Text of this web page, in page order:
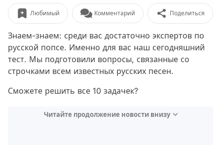
Любимый Комментарий Поделиться
Знаем-знаем: среди вас достаточно экспертов по
русской попсе. Именно для вас наш сегодняшний
тест. Мы подготовили вопросы, связанные со
строчками всем известных русских песен.
Сможете решить все 10 задачек?
Читайте продолжение новости внизу